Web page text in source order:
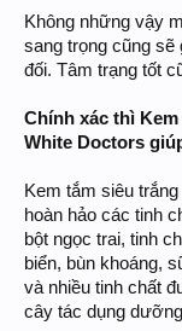
Không những vậy
sang trọng cũng sẽ
đối. Tâm trạng tốt
Chính xác thì
White Doctors
Kem tắm siêu
hoàn hảo các tinh
bột ngọc trai, tinh
biển, bùn khoáng,
và nhiều tinh chất
cây tác dụng